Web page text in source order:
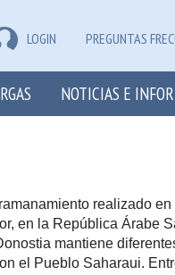
LOGIN PREGUNTAS
NOTICIAS E
realizado
en la República Árabe
mantiene
el Pueblo Saharaui.